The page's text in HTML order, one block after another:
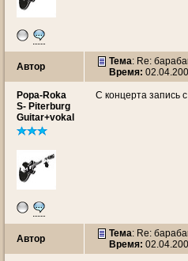
Автор Тема: Re:
Время:
Popa-Roka
S- Piterburg
Guitar+vokal
С концерта запись
Автор Тема: Re:
Время: